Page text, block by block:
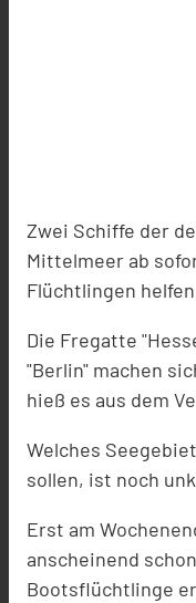
Zwei Schiffe der
Mittelmeer ab
Flüchtlingen
Die Fregatte
"Berlin" machen
hieß es aus dem
Welches
sollen, ist noch
Erst am
anscheinend
Bootsflüchtlinge